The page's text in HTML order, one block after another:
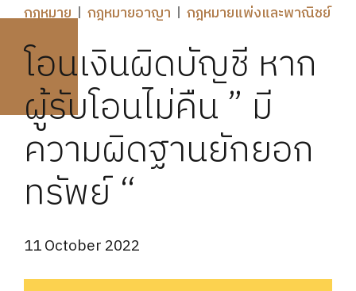
กฎหมาย กฎหมายอาญา กฎหมายแพ่งและพาณิชย์
โอนเงินผิดบัญชี หาก
ผู้รับโอนไม่คืน ” มี
ความผิดฐานยักยอก
ทรัพย์ “
11 October 2022